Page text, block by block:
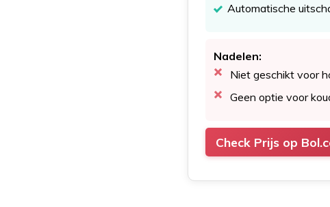
Automatische
Nadelen:
Niet geschikt voor
Geen optie voor
Check Prijs op